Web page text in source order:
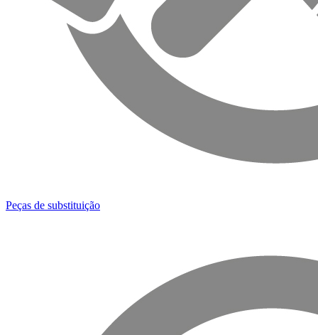
Peças de substituição